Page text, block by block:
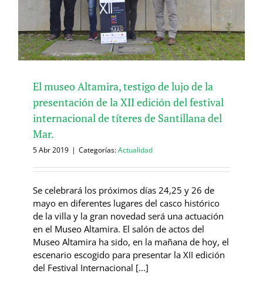
El museo Altamira, testigo de lujo de la
presentación de la XII edición del festival
internacional de títeres de Santillana del
Mar.
5 Abr 2019 | Categorías:Actualidad
Se celebrará los próximos días 24,25 y 26 de
mayo en diferentes lugares del casco histórico
de la villa y la gran novedad será una actuación
en el Museo Altamira. El salón de actos del
Museo Altamira ha sido, en la mañana de hoy, el
escenario escogido para presentar la XII edición
del Festival Internacional [...]